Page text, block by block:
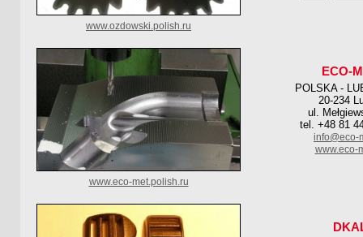
www.ozdowski.polish.ru
ECO-
POLSKA -
20-234
ul.
tel. +48 81
info@eco-
www.eco-
www.eco-met.polish.ru